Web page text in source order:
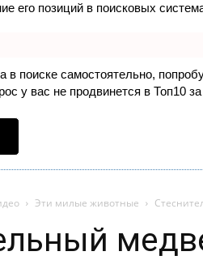
его позиций в поисковых
поиске самостоятельно,
у вас не продвинется в Топ10
Эти милые животные